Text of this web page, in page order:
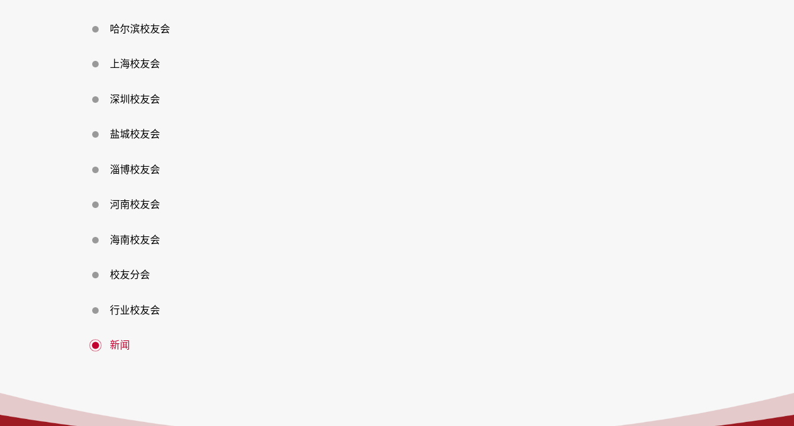
哈尔滨校友会
上海校友会
深圳校友会
盐城校友会
淄博校友会
河南校友会
海南校友会
校友分会
行业校友会
新闻